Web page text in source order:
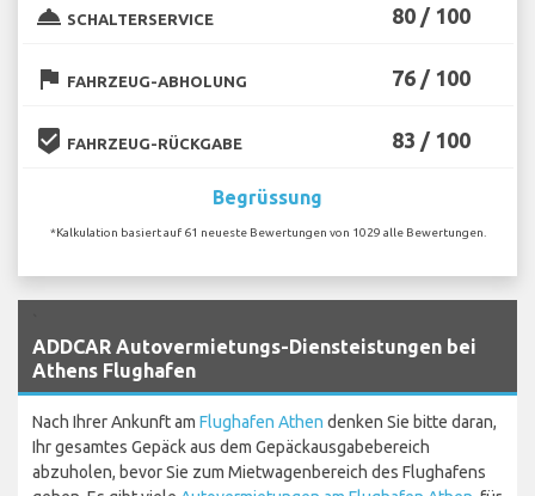
room_service SCHALTERSERVICE 80 / 100
flag FAHRZEUG-ABHOLUNG 76 / 100
beenhere FAHRZEUG-RÜCKGABE 83 / 100
Begrüssung
*Kalkulation basiert auf 61 neueste Bewertungen von 1029 alle Bewertungen.
ADDCAR Autovermietungs-Diensteistungen bei
Athens Flughafen
Nach Ihrer Ankunft am Flughafen Athen denken Sie bitte daran,
Ihr gesamtes Gepäck aus dem Gepäckausgabebereich
abzuholen, bevor Sie zum Mietwagenbereich des Flughafens